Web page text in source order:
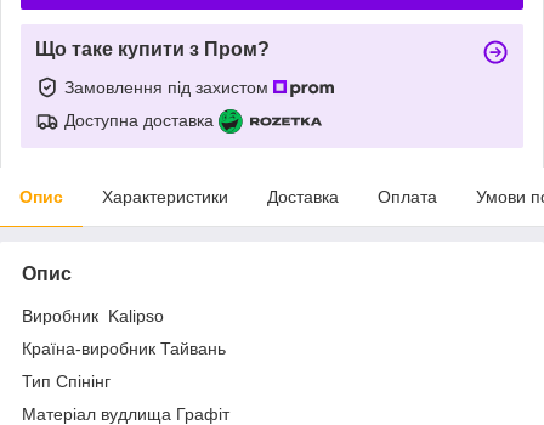
Що таке купити з Пром?
Замовлення під захистом
Доступна доставка
Опис Характеристики Доставка Оплата Умови
Опис
Виробник Kalipso
Країна-виробник Тайвань
Тип Спінінг
Матеріал вудлища Графіт